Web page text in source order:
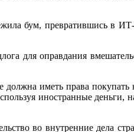
бум, превратившись в
для оправдания
должна иметь права
иностранные деньги,
во внутренние дела